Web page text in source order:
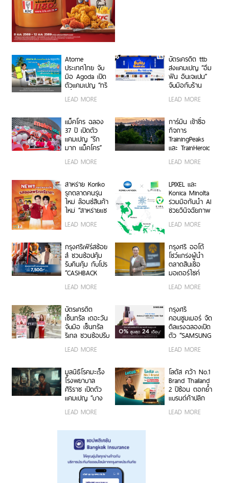
Atome
ประเทศไทย จับ
มือ Agoda เปิด
ตัวแคมเปญ “ทริ
สิทธิ์ลุ้นเข้าพัก
ผ่อน 0% ได้ 3
งวด**
LEAD MORE
บัตรเครดิต ttb
ส่งแคมเปญ “อิ่ม
ฟิน อินเจแปน”
จับมือกับร้าน
ดังกว่า 40 ร้าน
LEAD MORE
แม็คโคร ฉลอง
37 ปี เปิดตัว
แคมเปญ “รัก
มาก แม็คโคร”
ลูกค้าและผู้
ร่วมเติบโตเคียง
ข้างกันมา
LEAD MORE
การ์มิน เข้าซื้อ
กิจการ
TrainingPeaks
และ TrainHeroic
กลุ่มธุรกิจฟิตเนส
2569 โต 25%
LEAD MORE
สาหร่าย Koriko
รุกตลาดคนรุ่น
ใหม่ ล๊อนช์สินค้า
ใหม่ “สาหร่ายแซ
ศรีราชา”
LEAD MORE
LPIXEL และ
Konica Minolta
ร่วมมือกันนำ AI
ช่วยวินิจฉัยภาพ
“EIRL” สู่ตลาด
LEAD MORE
กรุงศรีเฟิร์สช้อย
ส์ ชวนช้อปคุ้ม
รับคืนคุ้ม กับโปร
“CASHBACK
เครดิตเงินคืน
บาท
LEAD MORE
กรุงศรี ออโต้
โชว์แกร่งผู้นำ
ตลาดสินเชื่อ
มอเตอร์ไซค์
ทะลุ 40,000 ล้าน
LEAD MORE
บัตรเครดิต
เซ็นทรัล เดอะวัน
จับมือ เซ็นทรัล
รีเทล ชวนช้อปรับ
= 1 พอยท์ กับ
RETAIL X T1
CARD DAY”
LEAD MORE
กรุงศรี
คอนซูมเมอร์ จัด
ดีลแรงฉลองเปิด
ตัว “SAMSUNG
Ultra | Fold8 |
นานสูงสุด 24
เดือน
LEAD MORE
มูลนิธิโรคมะเร็ง
โรงพยาบาล
ศิริราช เปิดตัว
แคมเปญ “บาง
ป่วยหนัก” ชวน
ชีวิตผู้ป่วยมะเร็ง
ยากไร้
LEAD MORE
โลตัส คว้า No.1
Brand Thailand
2 ปีซ้อน ตอกย้ำ
แบรนด์ค้าปลีก
มหาชน ผ่านการ
LEAD MORE